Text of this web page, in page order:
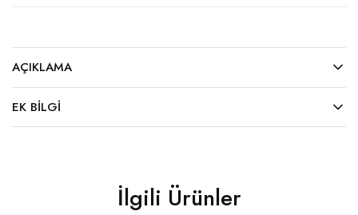
AÇIKLAMA
EK BILGI
İlgili Ürünler